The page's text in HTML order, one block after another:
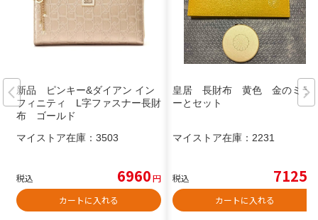
新品 ピンキー&ダイアン イン
フィニティ L字ファスナー長財
布 ゴールド
マイストア在庫： 3503
税込 6960円
カートに入れる
皇居 長財布 黄色 金のミラ
ーとセット
マイストア在庫： 2231
税込 7125
カートに入れる